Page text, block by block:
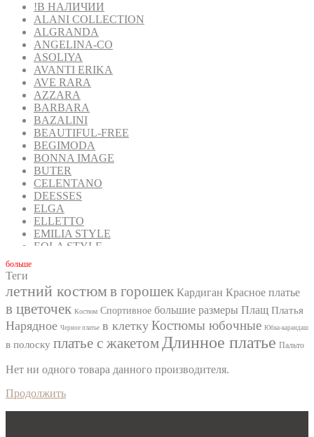
!В НАЛИЧИИ
ALANI COLLECTION
ALGRANDA
ANGELINA-CO
ASOLIYA
AVANTI ERIKA
AVE RARA
AZZARA
BARBARA
BAZALINI
BEAUTIFUL-FREE
BEGIMODA
BONNA IMAGE
BUTER
CELENTANO
DEESSES
ELGA
ELLETTO
EMILIA STYLE
EOLA STYLE
FOXY FOX
GIZART
GOLDEN VALLEY
INPOINT
IVA
IVELTA PLUS
KALORIS
LADIS LINE
LADY SECRET
бoльше
Теги
летний костюмв горошек Кардиган Красное платье
в цветочек Костюм Спортивное большие размеры Плащ Платья
Нарядное Черное платье в клетку Костюмы юбочные Юбка-карандаш
в полоску платье с жакетом Длинное платье Пальто
Нет ни одного товара данного производителя.
Продолжить